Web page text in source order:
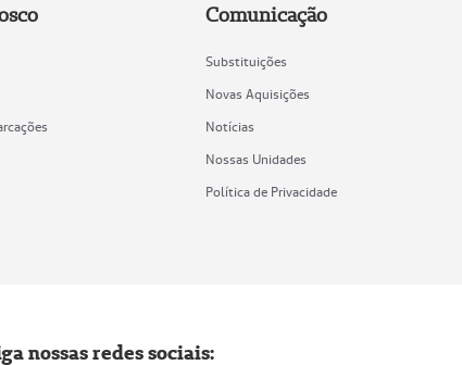
Comunicação
Substituições
Novas Aquisições
Notícias
Nossas Unidades
Política de Privacidade
nossas redes sociais: